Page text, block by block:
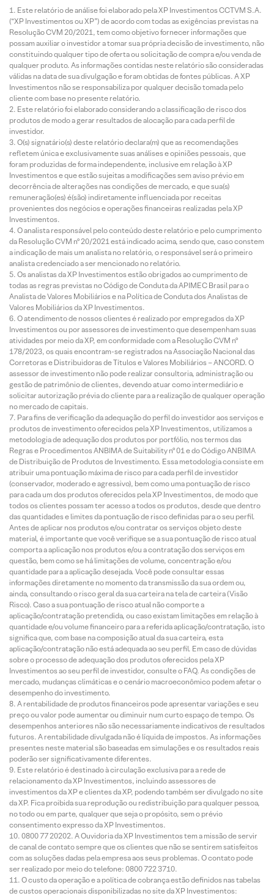
Este relatório de análise foi elaborado pela XP Investimentos CCTVM S.A.
(“XP Investimentos ou XP”) de acordo com todas as exigências previstas na
Resolução CVM 20/2021, tem como objetivo fornecer informações que
possam auxiliar o investidor a tomar sua própria decisão de investimento, não
constituindo qualquer tipo de oferta ou solicitação de compra e/ou venda de
qualquer produto. As informações contidas neste relatório são consideradas
válidas na data de sua divulgação e foram obtidas de fontes públicas. A XP
Investimentos não se responsabiliza por qualquer decisão tomada pelo
cliente com base no presente relatório.
Este relatório foi elaborado considerando a classificação de risco dos
produtos de modo a gerar resultados de alocação para cada perfil de
investidor.
O(s) signatário(s) deste relatório declara(m) que as recomendações
refletem única e exclusivamente suas análises e opiniões pessoais, que
foram produzidas de forma independente, inclusive em relação à XP
Investimentos e que estão sujeitas a modificações sem aviso prévio em
decorrência de alterações nas condições de mercado, e que sua(s)
remuneração(es) é(são) indiretamente influenciada por receitas
provenientes dos negócios e operações financeiras realizadas pela XP
Investimentos.
O analista responsável pelo conteúdo deste relatório e pelo cumprimento
da Resolução CVM nº 20/2021 está indicado acima, sendo que, caso constem
a indicação de mais um analista no relatório, o responsável será o primeiro
analista credenciado a ser mencionado no relatório.
Os analistas da XP Investimentos estão obrigados ao cumprimento de
todas as regras previstas no Código de Conduta da APIMEC Brasil para o
Analista de Valores Mobiliários e na Política de Conduta dos Analistas de
Valores Mobiliários da XP Investimentos.
O atendimento de nossos clientes é realizado por empregados da XP
Investimentos ou por assessores de investimento que desempenham suas
atividades por meio da XP, em conformidade com a Resolução CVM nº
178/2023, os quais encontram-se registrados na Associação Nacional das
Corretoras e Distribuidoras de Títulos e Valores Mobiliários – ANCORD. O
assessor de investimento não pode realizar consultoria, administração ou
gestão de patrimônio de clientes, devendo atuar como intermediário e
solicitar autorização prévia do cliente para a realização de qualquer operação
no mercado de capitais.
Para fins de verificação da adequação do perfil do investidor aos serviços e
produtos de investimento oferecidos pela XP Investimentos, utilizamos a
metodologia de adequação dos produtos por portfólio, nos termos das
Regras e Procedimentos ANBIMA de Suitability nº 01 e do Código ANBIMA
de Distribuição de Produtos de Investimento. Essa metodologia consiste em
atribuir uma pontuação máxima de risco para cada perfil de investidor
(conservador, moderado e agressivo), bem como uma pontuação de risco
para cada um dos produtos oferecidos pela XP Investimentos, de modo que
todos os clientes possam ter acesso a todos os produtos, desde que dentro
das quantidades e limites da pontuação de risco definidas para o seu perfil.
Antes de aplicar nos produtos e/ou contratar os serviços objeto deste
material, é importante que você verifique se a sua pontuação de risco atual
comporta a aplicação nos produtos e/ou a contratação dos serviços em
questão, bem como se há limitações de volume, concentração e/ou
quantidade para a aplicação desejada. Você pode consultar essas
informações diretamente no momento da transmissão da sua ordem ou,
ainda, consultando o risco geral da sua carteira na tela de carteira (Visão
Risco). Caso a sua pontuação de risco atual não comporte a
aplicação/contratação pretendida, ou caso existam limitações em relação à
quantidade e/ou volume financeiro para a referida aplicação/contratação, isto
significa que, com base na composição atual da sua carteira, esta
aplicação/contratação não está adequada ao seu perfil. Em caso de dúvidas
sobre o processo de adequação dos produtos oferecidos pela XP
Investimentos ao seu perfil de investidor, consulte o FAQ. As condições de
mercado, mudanças climáticas e o cenário macroeconômico podem afetar o
desempenho do investimento.
A rentabilidade de produtos financeiros pode apresentar variações e seu
preço ou valor pode aumentar ou diminuir num curto espaço de tempo. Os
desempenhos anteriores não são necessariamente indicativos de resultados
futuros. A rentabilidade divulgada não é líquida de impostos. As informações
presentes neste material são baseadas em simulações e os resultados reais
poderão ser significativamente diferentes.
Este relatório é destinado à circulação exclusiva para a rede de
relacionamento da XP Investimentos, incluindo assessores de
investimentos da XP e clientes da XP, podendo também ser divulgado no site
da XP. Fica proibida sua reprodução ou redistribuição para qualquer pessoa,
no todo ou em parte, qualquer que seja o propósito, sem o prévio
consentimento expresso da XP Investimentos.
0800 77 20202. A Ouvidoria da XP Investimentos tem a missão de servir
de canal de contato sempre que os clientes que não se sentirem satisfeitos
com as soluções dadas pela empresa aos seus problemas. O contato pode
ser realizado por meio do telefone: 0800 722 3710.
O custo da operação e a política de cobrança estão definidos nas tabelas
de custos operacionais disponibilizadas no site da XP Investimentos: